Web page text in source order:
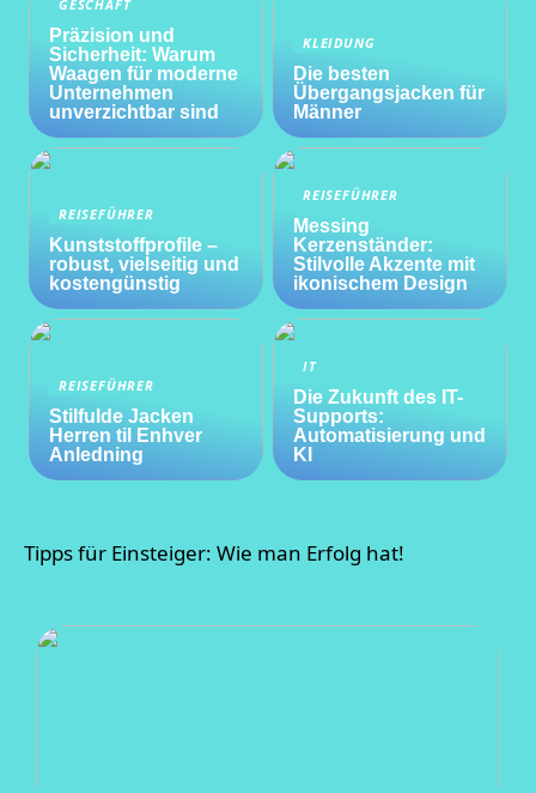
GESCHÄFT
Präzision und
Sicherheit: Warum
Waagen für moderne
Unternehmen
unverzichtbar sind
KLEIDUNG
Die besten
Übergangsjacken für
Männer
REISEFÜHRER
Kunststoffprofile –
robust, vielseitig und
kostengünstig
REISEFÜHRER
Messing
Kerzenständer:
Stilvolle Akzente mit
ikonischem Design
REISEFÜHRER
Stilfulde Jacken
Herren til Enhver
Anledning
IT
Die Zukunft des IT-
Supports:
Automatisierung und
KI
Tipps für Einsteiger: Wie man Erfolg hat!